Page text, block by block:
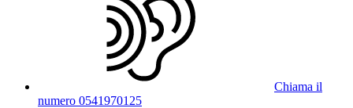
Chiama il
numero 0541970125